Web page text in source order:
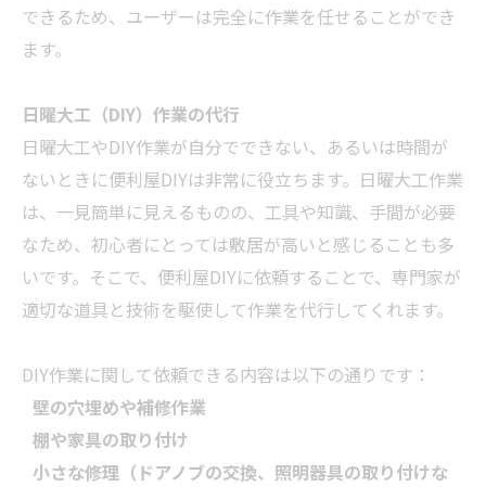
できるため、ユーザーは完全に作業を任せることができ
ます。
日曜大工（DIY）作業の代行
日曜大工やDIY作業が自分でできない、あるいは時間が
ないときに便利屋DIYは非常に役立ちます。日曜大工作業
は、一見簡単に見えるものの、工具や知識、手間が必要
なため、初心者にとっては敷居が高いと感じることも多
いです。そこで、便利屋DIYに依頼することで、専門家が
適切な道具と技術を駆使して作業を代行してくれます。
DIY作業に関して依頼できる内容は以下の通りです：
壁の穴埋めや補修作業
棚や家具の取り付け
小さな修理（ドアノブの交換、照明器具の取り付けな